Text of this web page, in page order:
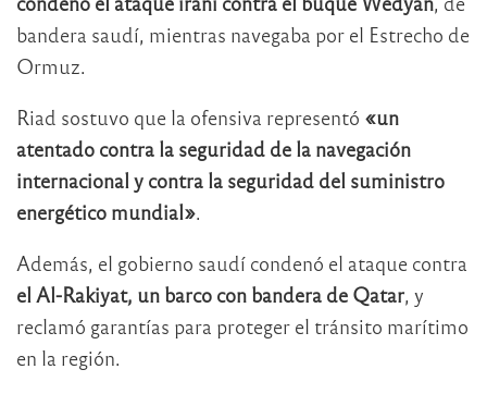
bandera saudí, mientras navegaba por el Estrecho de
Ormuz.
Riad sostuvo que la ofensiva representó «un
atentado contra la seguridad de la navegación
internacional y contra la seguridad del suministro
energético mundial».
Además, el gobierno saudí condenó el ataque contra
el Al-Rakiyat, un barco con bandera de Qatar, y
reclamó garantías para proteger el tránsito marítimo
en la región.